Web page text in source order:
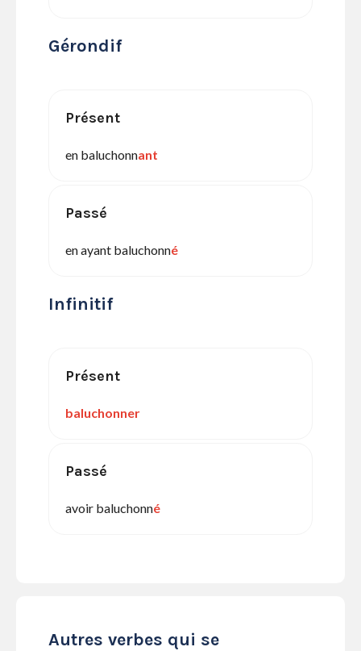
Gérondif
Présent
en baluchonnant
Passé
en ayant baluchonné
Infinitif
Présent
baluchonner
Passé
avoir baluchonné
Autres verbes qui se